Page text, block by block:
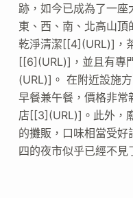
跡，如今已成為了一
東、西、南、北高山
乾淨清潔[[4](URL)]，
[[6](URL)]，並且有專
(URL)]。 在附近設施
早餐兼午餐，價格非常
店[[3](URL)]。此外，
的攤販，口味相當受
四的夜市似乎已經不